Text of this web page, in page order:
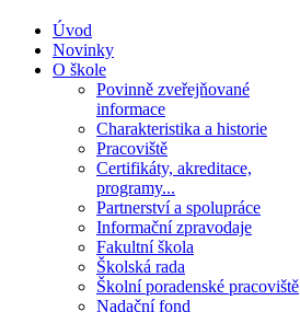
Úvod
Novinky
O škole
Povinně zveřejňované
informace
Charakteristika a historie
Pracoviště
Certifikáty, akreditace,
programy...
Partnerství a spolupráce
Informační zpravodaje
Fakultní škola
Školská rada
Školní poradenské pracoviště
Nadační fond